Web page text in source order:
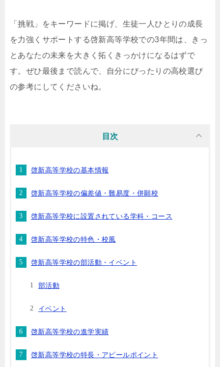
「挑戦」をキーワードに掲げ、生徒一人ひとりの成長
を力強くサポートする啓新高等学校での3年間は、きっ
とあなたの未来を大きく拓くきっかけになるはずで
す。ぜひ最後まで読んで、自分にぴったりの高校選び
の参考にしてくださいね。
目次
啓新高等学校の基本情報
啓新高等学校の偏差値・難易度・併願校
啓新高等学校に設置されている学科・コース
啓新高等学校の特色・校風
啓新高等学校の部活動・イベント
部活動
イベント
啓新高等学校の進学実績
啓新高等学校の特長・アピールポイント